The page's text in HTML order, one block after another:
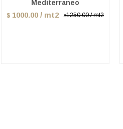
Mediterraneo
$ 1000.00 / mt2 $1250.00 / mt2